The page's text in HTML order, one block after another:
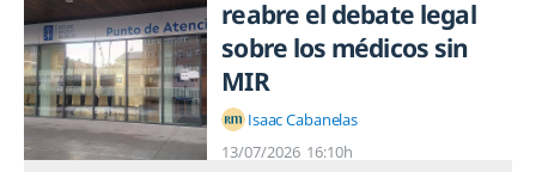
reabre el debate legal
sobre los médicos sin
MIR
Isaac Cabanelas
13/07/2026 16:10h